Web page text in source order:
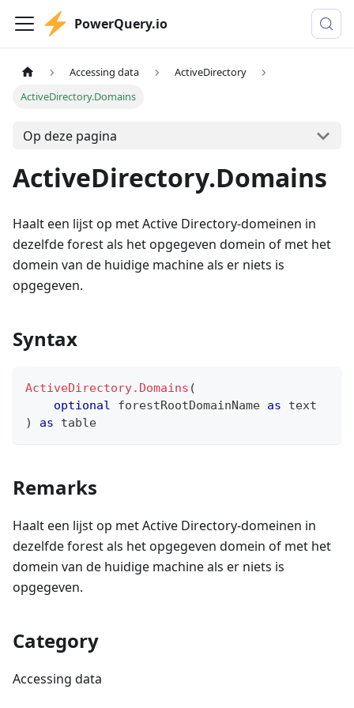
PowerQuery.io
Accessing data
ActiveDirectory
ActiveDirectory.Domains
Op deze pagina
ActiveDirectory.Domains
Haalt een lijst op met Active Directory-domeinen in
dezelfde forest als het opgegeven domein of met het
domein van de huidige machine als er niets is
opgegeven.
Syntax
ActiveDirectory.Domains (
optional forestRootDomainName as
text
)
as table
Remarks
Haalt een lijst op met Active Directory-domeinen in
dezelfde forest als het opgegeven domein of met het
domein van de huidige machine als er niets is
opgegeven.
Category
Accessing data